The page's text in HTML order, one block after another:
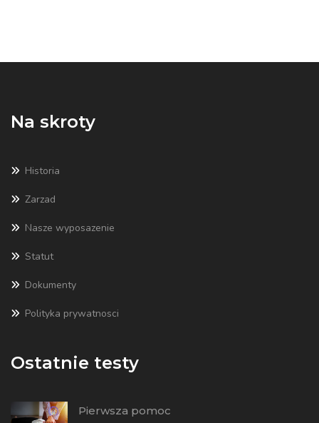
Na skroty
Historia
Zarzad
Nasze wyposazenie
Statut
Dokumenty
Polityka prywatnosci
Ostatnie testy
Pierwsza pomoc